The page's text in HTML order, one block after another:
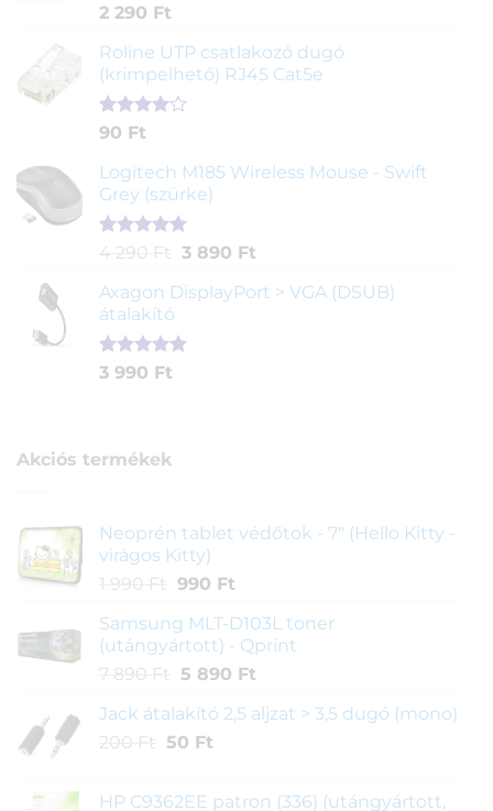
Értékelés
ből,
2
értékelés
alapján
2 290 Ft
Roline UTP csatlakozó dugó
(krimpelhető) RJ45 Cat5e
Értékelés
5-ből,
2
értékelés
alapján
90 Ft
Logitech M185 Wireless Mouse - Swift
Grey (szürke)
Értékelés
ből,
1
értékelés
alapján
4 290 Ft Original
was:
290 Ft.
3 890 FtCurrent
is:
Axagon DisplayPort > VGA (DSUB)
átalakító
Értékelés
1
3 990 Ft
Akciós termékek
Neoprén tablet védőtok - 7" (Hello Kitty -
virágos Kitty)
1 990 Ft Original
was:
1
990 Ft.
990 FtCurrent
is:
990 Ft.
Samsung MLT-D103L toner
(utángyártott) - Qprint
7 890 Ft Original
was:
7
5 890 FtCurrent
is:
Jack átalakító 2,5 aljzat > 3,5 dugó (mono)
200 Ft Original
50 FtCurrent
HP C9362EE patron (336) (utángyártott,